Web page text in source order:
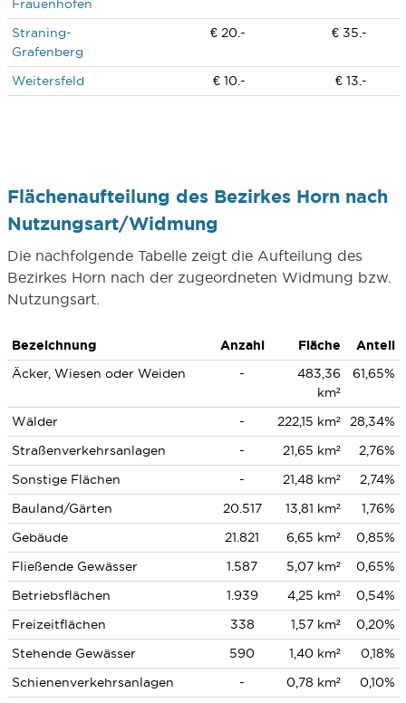
Frauenhofen
Straning-
Grafenberg
€ 20.- € 35.-
Weitersfeld € 10.- € 13.-
Flächenaufteilung des Bezirkes Horn nach
Nutzungsart/Widmung
Die nachfolgende Tabelle zeigt die Aufteilung des
Bezirkes Horn nach der zugeordneten Widmung bzw.
Nutzungsart.
Bezeichnung Anzahl Fläche
Anteil
Äcker, Wiesen oder Weiden
-
483,36
km²
61,65%
Wälder - 222,15 km²
28,34%
Straßenverkehrsanlagen
- 21,65 km²
2,76%
Sonstige Flächen
- 21,48 km²
2,74%
Bauland/Gärten
20.517 13,81 km²
1,76%
Gebäude
21.821 6,65 km²
0,85%
Fließende Gewässer
1.587 5,07 km²
0,65%
Betriebsflächen
1.939 4,25 km²
0,54%
Freizeitflächen
338 1,57 km²
0,20%
Stehende Gewässer
590 1,40 km²
0,18%
Schienenverkehrsanlagen
- 0,78 km²
0,10%